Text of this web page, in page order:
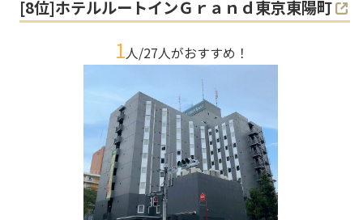
[8位]ホテルルートインＧｒａｎｄ東京東陽町
1人/27人がおすすめ！